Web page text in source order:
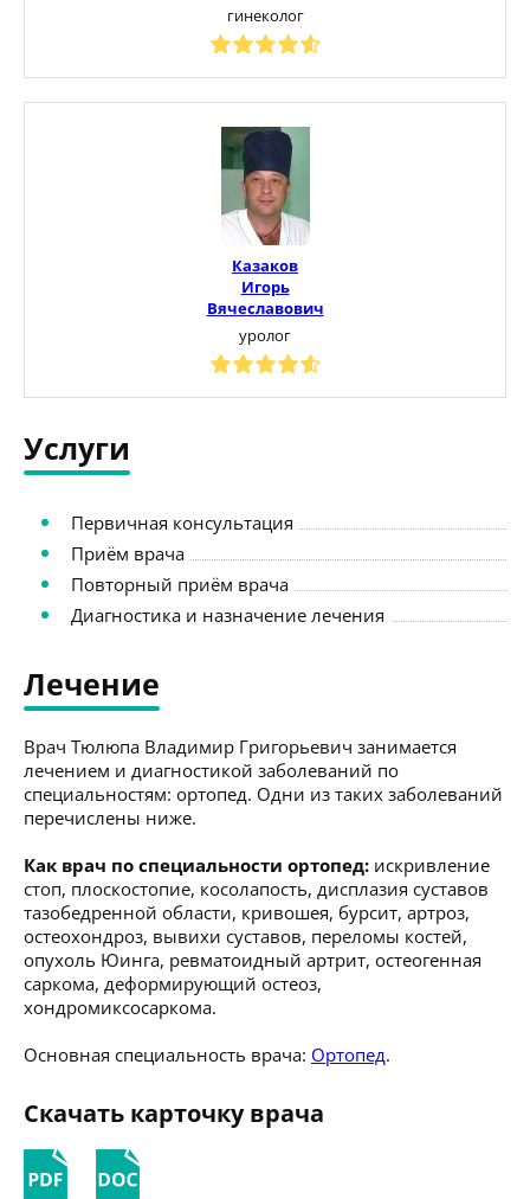
гинеколог
Казаков
Игорь
Вячеславович
уролог
Услуги
Первичная консультация
Приём врача
Повторный приём врача
Диагностика и назначение лечения
Лечение
Врач Тюлюпа Владимир Григорьевич занимается
лечением и диагностикой заболеваний по
специальностям: ортопед. Одни из таких заболеваний
перечислены ниже.
Как врач по специальности ортопед: искривление
стоп, плоскостопие, косолапость, дисплазия суставов
тазобедренной области, кривошея, бурсит, артроз,
остеохондроз, вывихи суставов, переломы костей,
опухоль Юинга, ревматоидный артрит, остеогенная
саркома, деформирующий остеоз,
хондромиксосаркома.
Основная специальность врача: Ортопед.
Скачать карточку врача